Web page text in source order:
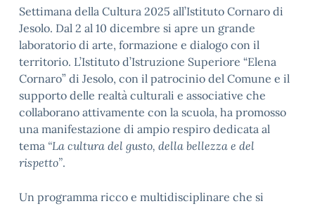
Settimana della Cultura 2025 all’Istituto Cornaro di
Jesolo. Dal 2 al 10 dicembre si apre un grande
laboratorio di arte, formazione e dialogo con il
territorio. L’Istituto d’Istruzione Superiore “Elena
Cornaro” di Jesolo, con il patrocinio del Comune e il
supporto delle realtà culturali e associative che
collaborano attivamente con la scuola, ha promosso
una manifestazione di ampio respiro dedicata al
tema “La cultura del gusto, della bellezza e del
rispetto”.
Un programma ricco e multidisciplinare che si